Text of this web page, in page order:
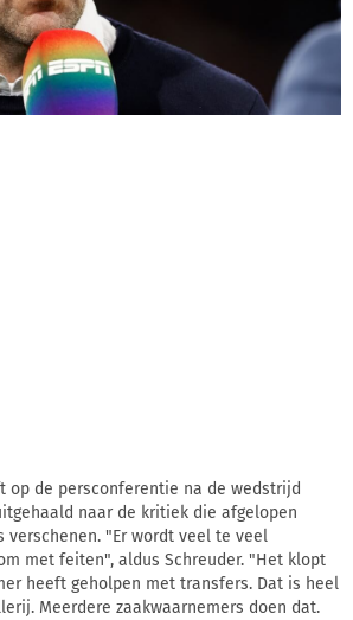
op de persconferentie na de wedstrijd
naar de kritiek die afgelopen
verschenen. "Er wordt veel te veel
met feiten", aldus Schreuder. "Het klopt
heeft geholpen met transfers. Dat is heel
Meerdere zaakwaarnemers doen dat.